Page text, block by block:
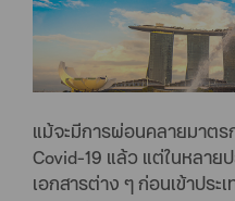
แม้จะมีการผ่อนคลายมาต
Covid-19 แล้ว แต่ในหลาย
เอกสารต่าง ๆ ก่อนเข้าปร